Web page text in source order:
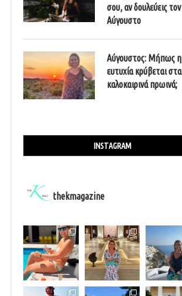
σου, αν δουλεύεις τον
Αύγουστο
Αύγουστος: Μήπως η
ευτυχία κρύβεται στα
καλοκαιρινά πρωινά;
INSTAGRAM
thekmagazine